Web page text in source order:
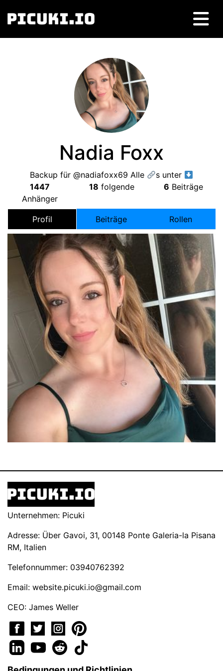
Nadia Foxx
Backup für @nadiafoxx69 Alle
s unter
1447
Anhänger
18 folgende 6 Beiträge
Profil Beiträge Rollen
Unternehmen: Picuki
Adresse: Über Gavoi, 31, 00148 Ponte Galeria-la Pisana
RM, Italien
Telefonnummer: 03940762392
Email: website.picuki.io@gmail.com
CEO: James Weller